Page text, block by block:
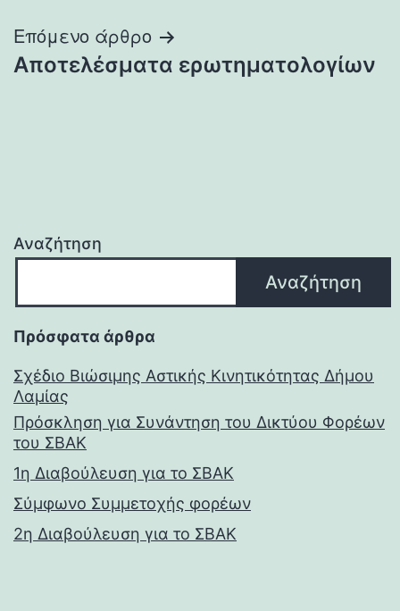
Επόμενο άρθρο
Αποτελέσματα ερωτηματολογίων
Αναζήτηση
Αναζήτηση
Πρόσφατα άρθρα
Σχέδιο Βιώσιμης Αστικής Κινητικότητας Δήμου
Λαμίας
Πρόσκληση για Συνάντηση του Δικτύου Φορέων
του ΣΒΑΚ
1η Διαβούλευση για το ΣΒΑΚ
Σύμφωνο Συμμετοχής φορέων
2η Διαβούλευση για το ΣΒΑΚ